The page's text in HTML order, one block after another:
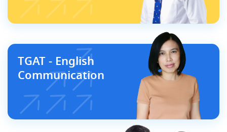
TGAT - English
Communication